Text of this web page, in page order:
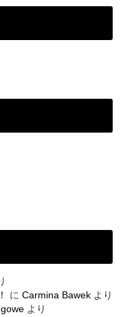
に Carmina Bawek より
より